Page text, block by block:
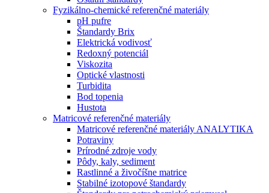
Fyzikálno-chemické referenčné materiály
pH pufre
Štandardy Brix
Elektrická vodivosť
Redoxný potenciál
Viskozita
Optické vlastnosti
Turbidita
Bod topenia
Hustota
Matricové referenčné materiály
Matricové referenčné materiály ANALYTIKA
Potraviny
Prírodné zdroje vody
Pôdy, kaly, sediment
Rastlinné a živočíšne matrice
Stabilné izotopové štandardy